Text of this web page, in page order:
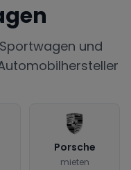
und
Porsche
mieten